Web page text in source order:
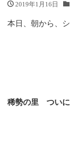
2019年1月16日
本日、朝から、
稀勢の里 ついに